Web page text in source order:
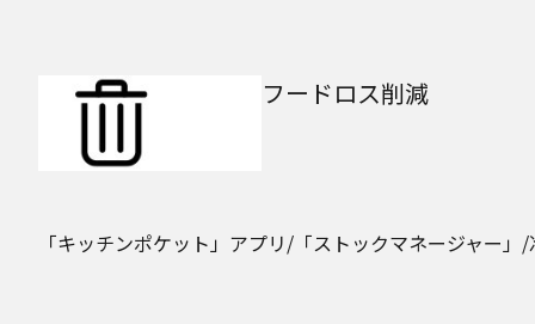
フードロス削減
「キッチンポケット」アプリ/「ストックマネージャー」